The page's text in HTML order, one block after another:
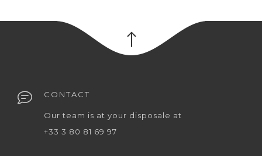
CONTACT
Our team is at your disposale at
+33 3 80 81 69 97